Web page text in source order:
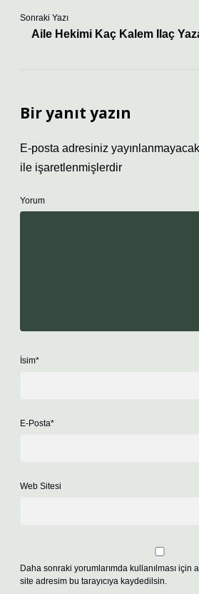
Sonraki Yazı
Aile Hekimi Kaç Kalem Ilaç
Bir yanıt yazın
E-posta adresiniz
ile işaretlenmişlerdir
Yorum
İsim*
E-Posta*
Web Sitesi
Daha sonraki yorumlarımda kullanılması için
site adresim bu tarayıcıya kaydedilsin.